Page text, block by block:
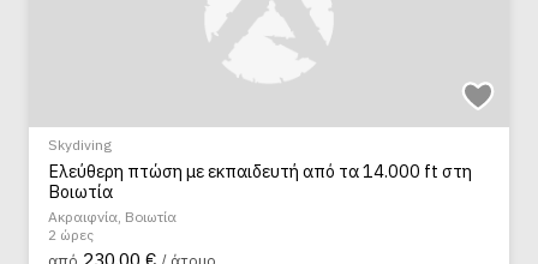
Skydiving
Ελεύθερη πτώση με εκπαιδευτή από τα 14.000 ft στη
Βοιωτία
Ακραιφνία, Βοιωτία
2 ώρες
230.00 €